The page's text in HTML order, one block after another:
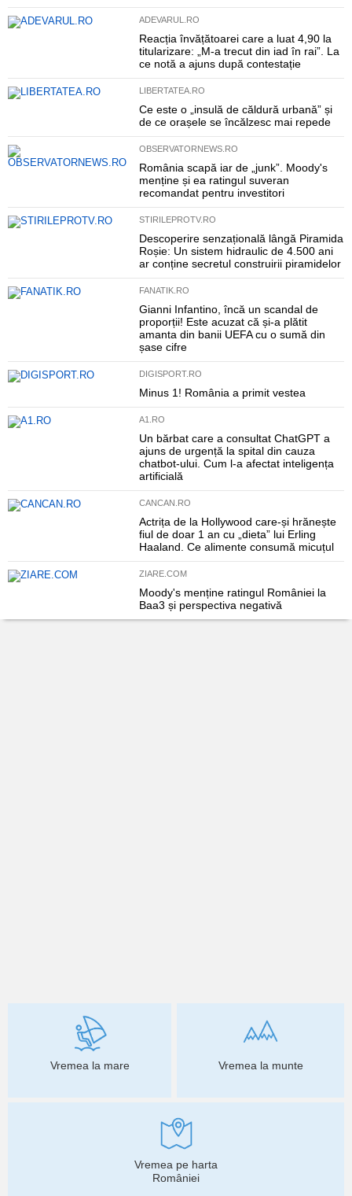
ADEVARUL.RO
Reacția învățătoarei care a luat 4,90 la
titularizare: „M-a trecut din iad în rai”. La
ce notă a ajuns după contestație
LIBERTATEA.RO
Ce este o „insulă de căldură urbană” și
de ce orașele se încălzesc mai repede
OBSERVATORNEWS.RO
România scapă iar de „junk”. Moody's
menține și ea ratingul suveran
recomandat pentru investitori
STIRILEPROTV.RO
Descoperire senzațională lângă Piramida
Roșie: Un sistem hidraulic de 4.500 ani
ar conține secretul construirii piramidelor
FANATIK.RO
Gianni Infantino, încă un scandal de
proporții! Este acuzat că și-a plătit
amanta din banii UEFA cu o sumă din
șase cifre
DIGISPORT.RO
Minus 1! România a primit vestea
A1.RO
Un bărbat care a consultat ChatGPT a
ajuns de urgență la spital din cauza
chatbot-ului. Cum l-a afectat inteligența
artificială
CANCAN.RO
Actrița de la Hollywood care-și hrănește
fiul de doar 1 an cu „dieta” lui Erling
Haaland. Ce alimente consumă micuțul
ZIARE.COM
Moody's menține ratingul României la
Baa3 și perspectiva negativă
Vremea la mare Vremea la munte
Vremea pe harta
României